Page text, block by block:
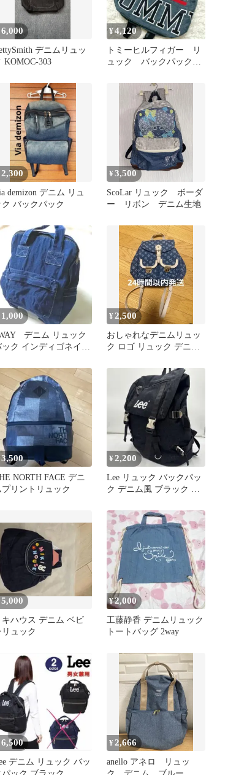
6,000
デニムリュッ
KOMOC-303
¥4,120
トミーヒルフィガー リ
ュック バックパック
グ ビッグロゴ
2,300
demizon デニム リュ
ク バックパック
¥3,500
ScoLar リュック ボーダ
ー リボン デニム生地
1,000
デニム リュック
ック インディゴネイビ
¥ 2,500
おしゃれなデニムリュッ
ク ロゴ リュック デニム
3,500
NORTH FACE デニ
プリントリュック
¥2,200
Lee リュック バックパッ
ク デニム風 ブラック カ
5,000
キハウス デニム ベビ
リュック
¥2,000
工藤静香 デニムリュック
トートバッグ 2way
6,500
デニム リュック バッ
¥2,666
anello アネロ リュッ